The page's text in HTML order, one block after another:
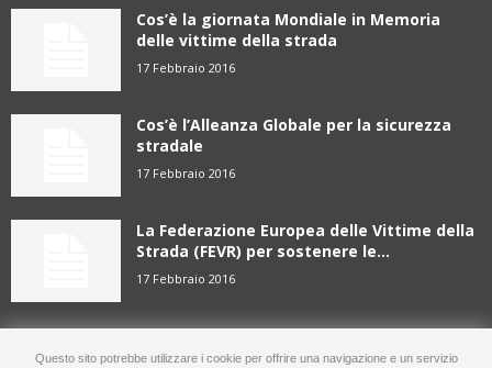
Cos’è la giornata Mondiale in Memoria
delle vittime della strada
17 Febbraio 2016
Cos’è l’Alleanza Globale per la sicurezza
stradale
17 Febbraio 2016
La Federazione Europea delle Vittime della
Strada (FEVR) per sostenere le...
17 Febbraio 2016
Questo sito potrebbe utilizzare i cookie per offrire una navigazione e un servizio